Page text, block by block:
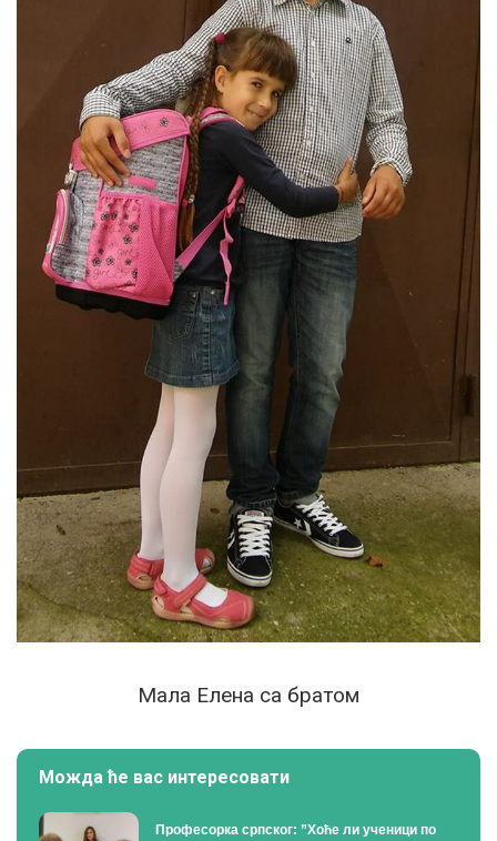
Мала Елена са братом
Можда ће вас интересовати
Професорка српског: ”Хоће ли ученици по